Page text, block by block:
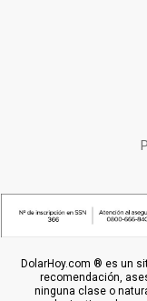
DolarHoy.com ® es un
recomendación,
ninguna clase o